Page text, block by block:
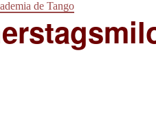
de Tango